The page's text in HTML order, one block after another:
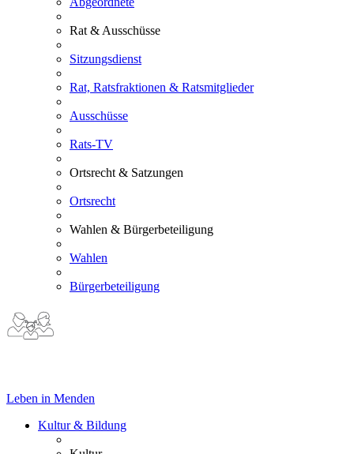
Rat & Ausschüsse
Sitzungsdienst
Rat, Ratsfraktionen & Ratsmitglieder
Ausschüsse
Rats-TV
Ortsrecht & Satzungen
Ortsrecht
Wahlen & Bürgerbeteiligung
Wahlen
Bürgerbeteiligung
Leben in Menden
Kultur & Bildung